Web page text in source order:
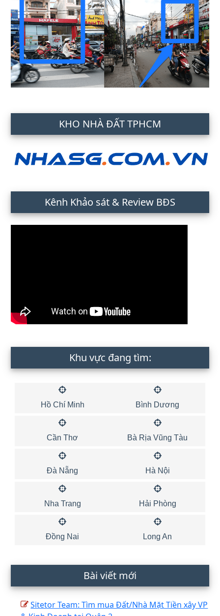
KHO NHÀ ĐẤT TPHCM
Kênh Khảo sát & Review BĐS
Khu vực đang tìm:
Hồ Chí Minh Bình Dương
Cần Thơ Bà Rịa Vũng Tàu
Đà Nẵng Hà Nội
Nha Trang Hải Phòng
Đồng Nai Long An
Bài viết mới
Sitetor Team: Tìm mua Đất/Nhà Mặt Tiền xây VP